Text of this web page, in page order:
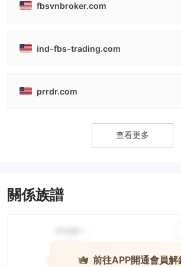
fbsvnbroker.com
ind-fbs-trading.com
prrdr.com
查看更多
關係族譜
前往APP開通會員解